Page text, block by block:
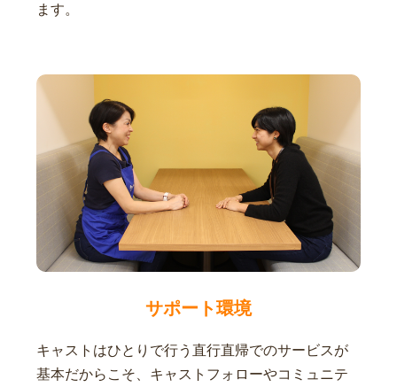
ます。
サポート環境
キャストはひとりで行う直行直帰でのサービスが
基本だからこそ、キャストフォローやコミュニテ